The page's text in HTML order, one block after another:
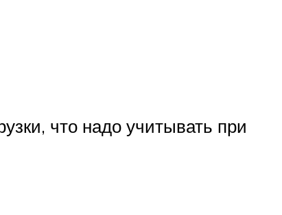
что надо учитывать при